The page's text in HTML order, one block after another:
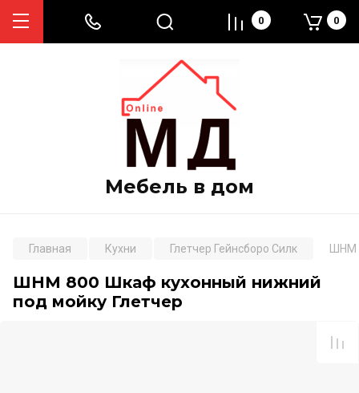
Мебель в дом
0 0
Главная Кухни Глетчер Гейнсборо Силк ШНМ
ШНМ 800 Шкаф кухонный нижний
под мойку Глетчер